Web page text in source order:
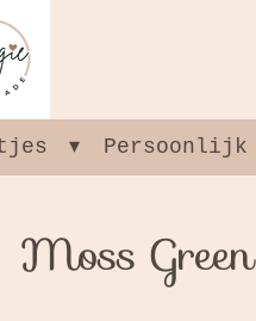
Persoonlijk
Moss Green